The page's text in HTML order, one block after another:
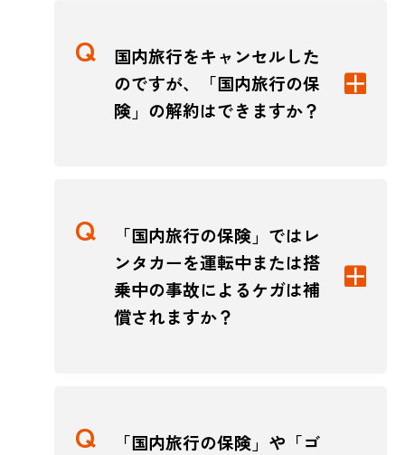
国内旅行をキャンセルした
のですが、「国内旅行の保
険」の解約はできますか？
「国内旅行の保険」ではレ
ンタカーを運転中または搭
乗中の事故によるケガは補
償されますか？
「国内旅行の保険」や「ゴ